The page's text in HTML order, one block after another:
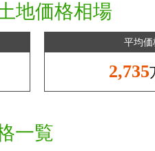
地価格相場
平均価
2,735
一覧